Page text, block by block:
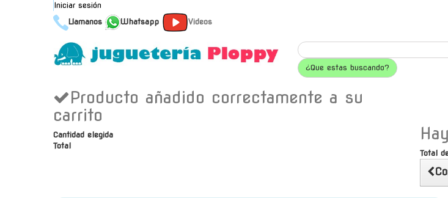
Iniciar sesión
Llamanos
Whatsapp Videos
¿Que estas buscando?
Producto añadido correctamente a su
carrito
Cantidad elegida
Total
Total